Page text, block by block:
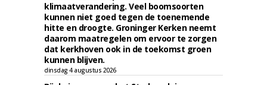
klimaatverandering. Veel boomsoorten
kunnen niet goed tegen de toenemende
hitte en droogte. Groninger Kerken neemt
daarom maatregelen om ervoor te zorgen
dat kerkhoven ook in de toekomst groen
kunnen blijven.
dinsdag 4 augustus 2026